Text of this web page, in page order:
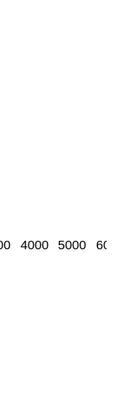
4000 5000